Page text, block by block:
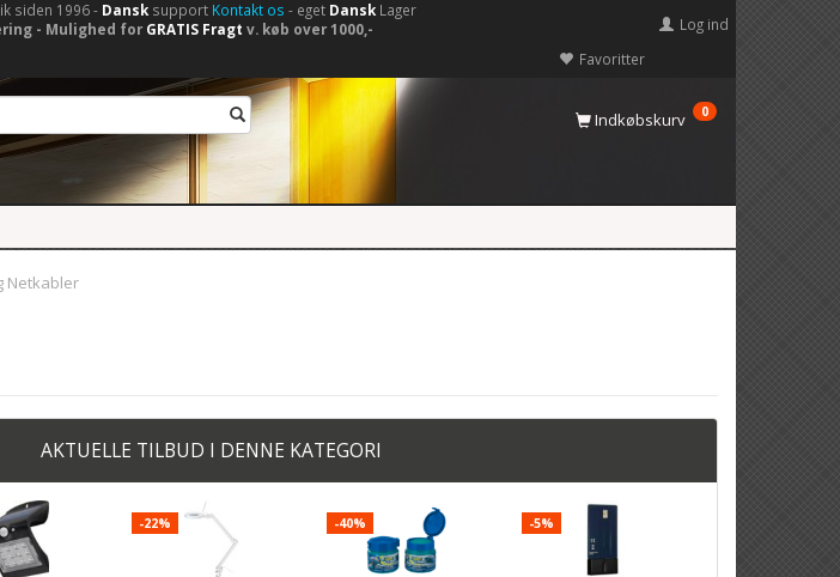
siden 1996 - Dansksupport Kontakt os - eget DanskLager
- Mulighed for GRATIS Fragt v. køb over 1000,-
Favoritter
Log ind
Indkøbskurv 0
Netkabler
AKTUELLE TILBUD I DENNE KATEGORI
-22% -40% -5%